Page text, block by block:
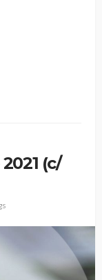
(c/